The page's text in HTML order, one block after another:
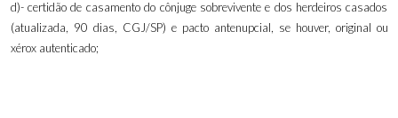
d)- certidão de casamento do cônjuge sobrevivente e dos herdeiros casados
(atualizada, 90 dias, CGJ/SP) e pacto antenupcial, se houver, original ou
xérox autenticado;